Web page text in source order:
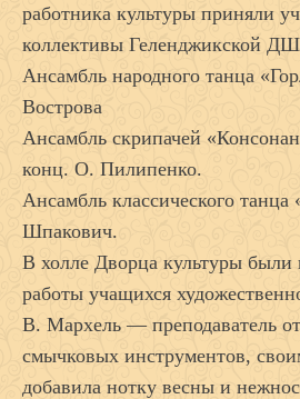
работника культуры приняли
коллективы Геленджикской
Ансамбль народного танца
Вострова
Ансамбль скрипачей
конц. О. Пилипенко.
Ансамбль классического
Шпакович.
В холле Дворца культуры были
работы учащихся
В. Мархель — преподаватель
смычковых инструментов,
добавила нотку весны и